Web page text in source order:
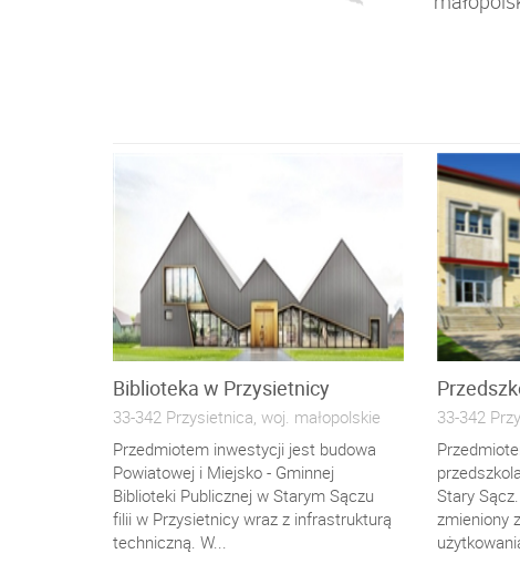
Biblioteka w Przysietnicy
33-342 Przysietnica, woj. małopolskie
Przedmiotem inwestycji jest budowa
Powiatowej i Miejsko - Gminnej
Biblioteki Publicznej w Starym Sączu
filii w Przysietnicy wraz z infrastrukturą
techniczną. W...
33-342
Stary
zmieniony